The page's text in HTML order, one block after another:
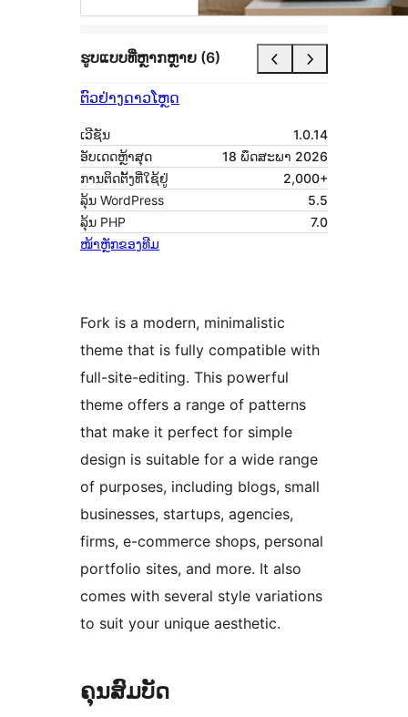
ຮູບແບບທີ່ຫຼາກຫຼາຍ (6)
ຕົວຢ່າງດາວໂຫຼດ
ເວີຊັນ
1.0.14
ອັບເດດຫຼ້າສຸດ
18 ພຶດສະພາ 2026
ການຕິດຕັ້ງທີ່ໃຊ້ຢູ່
2,000+
ລຸ້ນ WordPress
5.5
ລຸ້ນ PHP
7.0
ໜ້າຫຼັກຂອງທີມ
Fork is a modern, minimalistic
theme that is fully compatible with
full-site-editing. This powerful
theme offers a range of patterns
that make it perfect for simple
design is suitable for a wide range
of purposes, including blogs, small
businesses, startups, agencies,
firms, e-commerce shops, personal
portfolio sites, and more. It also
comes with several style variations
to suit your unique aesthetic.
ຄຸນສົມບັດ